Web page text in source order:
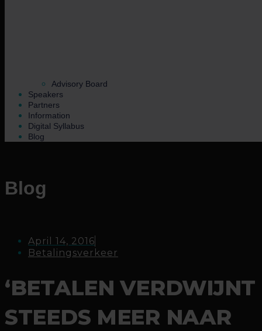
Advisory Board
Speakers
Partners
Information
Digital Syllabus
Blog
Blog
April 14, 2016
Betalingsverkeer
‘BETALEN VERDWIJNT
STEEDS MEER NAAR